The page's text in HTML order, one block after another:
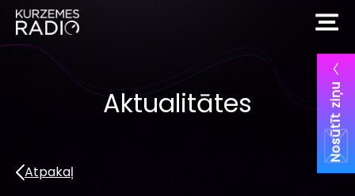
Nosūtīt ziņu
Aktualitātes
Atpakaļ